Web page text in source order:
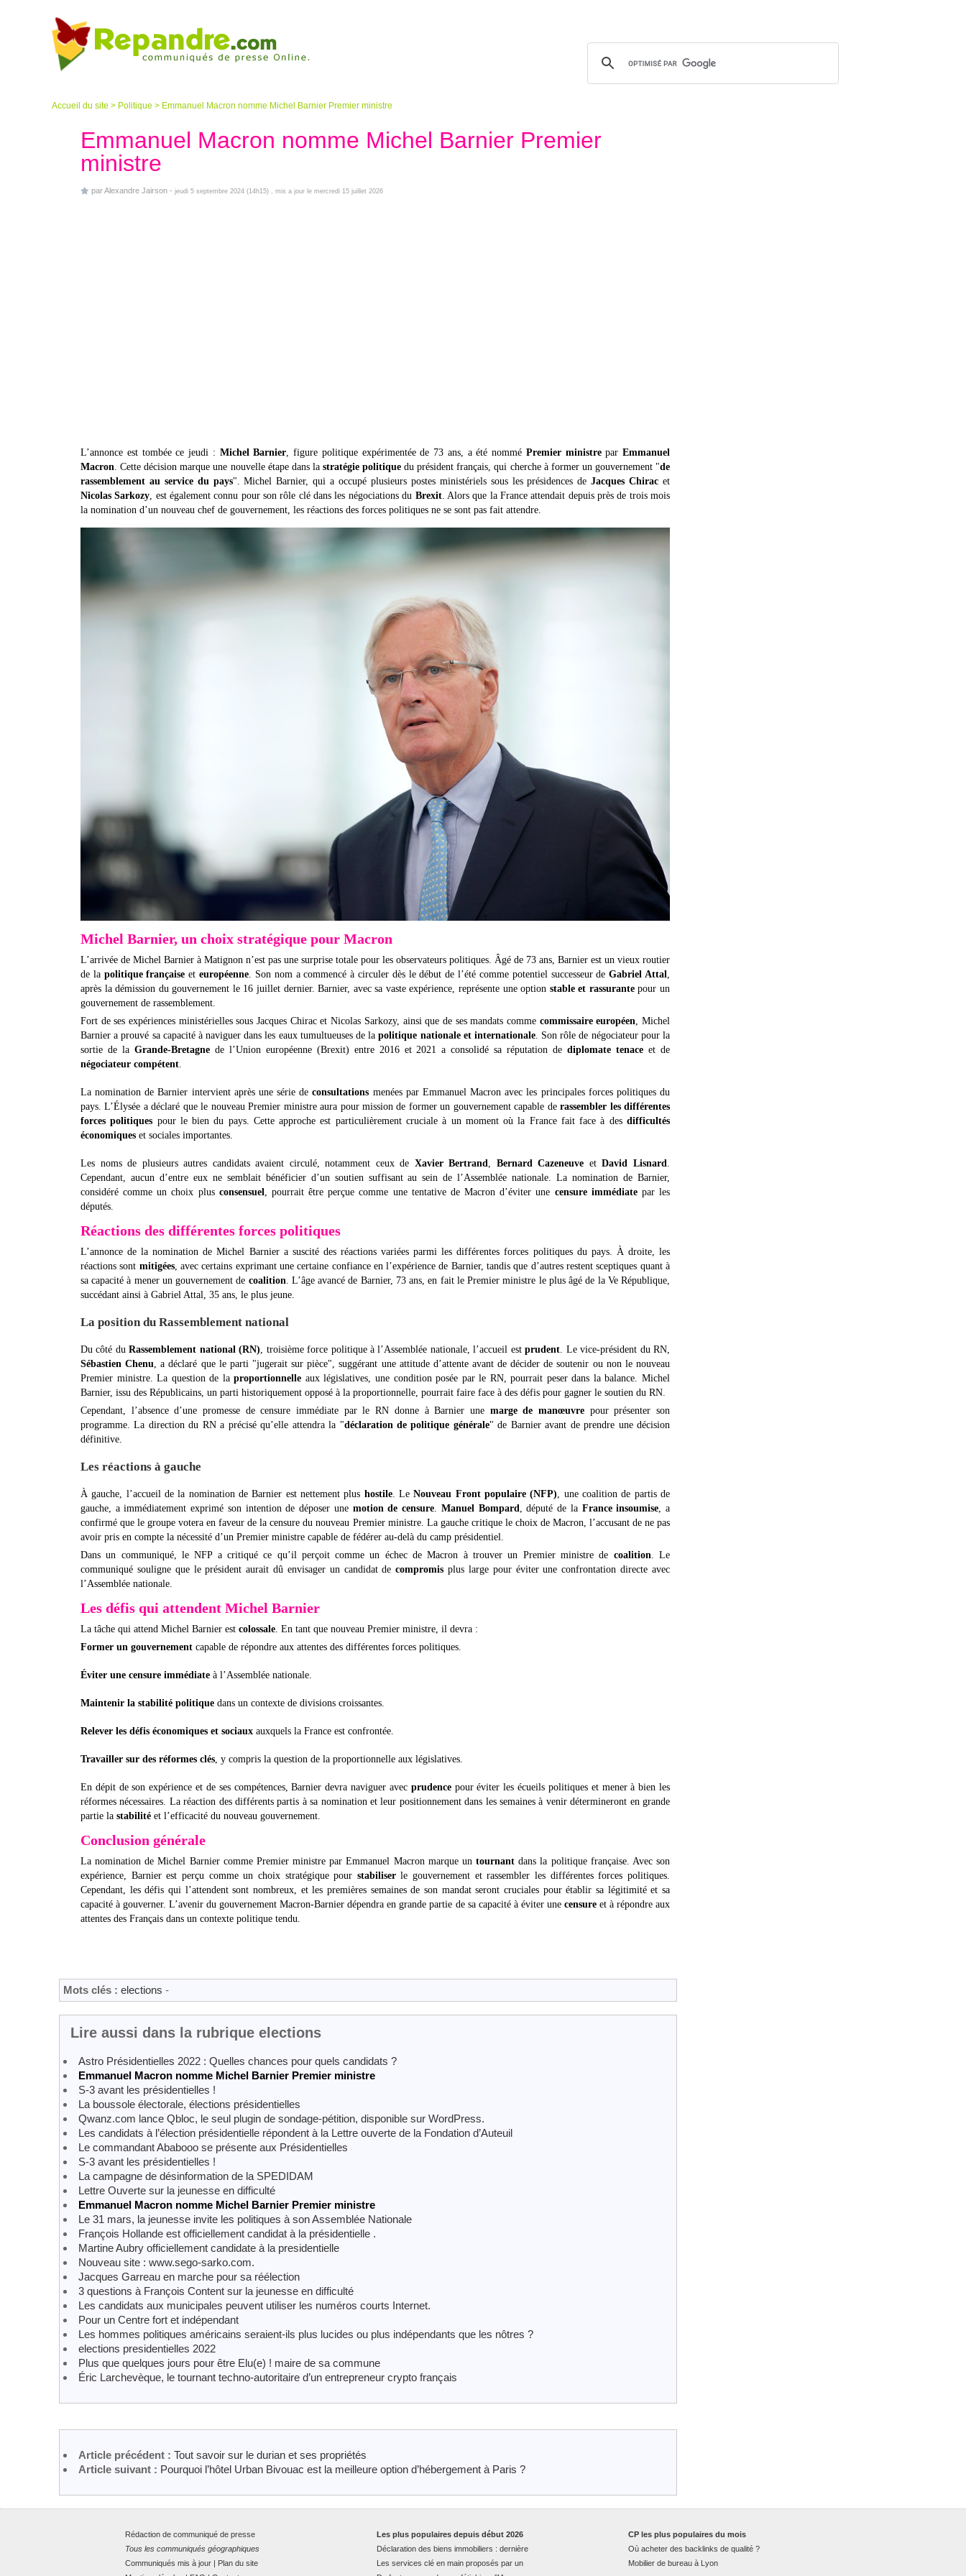
Accueil du site > Politique > Emmanuel Macron nomme Michel Barnier Premier ministre
Emmanuel Macron nomme Michel Barnier Premier
ministre
parAlexandre Jairson - jeudi 5 septembre 2024 (14h15) , mis a jour le mercredi 15 juillet 2026
L’annonce est tombée ce jeudi : Michel Barnier , figure politique expérimentée de 73 ans, a été nommé Premier ministrepar Emmanuel
Macron . Cette décision marque une nouvelle étape dans la stratégie politique du président français, qui cherche à former un gouvernement "de
rassemblement au service du pays". Michel Barnier, qui a occupé plusieurs postes ministériels sous les présidences deJacques Chirac et
Nicolas Sarkozy , est également connu pour son rôle clé dans les négociations du Brexit. Alors que la France attendait depuis près de trois mois
la nomination d’un nouveau chef de gouvernement, les réactions des forces politiques ne se sont pas fait attendre.
Michel Barnier, un choix stratégique pour Macron
L’arrivée de Michel Barnier à Matignon n’est pas une surprise totale pour les observateurs politiques. Âgé de 73 ans, Barnier est un vieux routier
de la politique française eteuropéenne . Son nom a commencé à circuler dès le début de l’été comme potentiel successeur deGabriel Attal
après la démission du gouvernement le 16 juillet dernier. Barnier, avec sa vaste expérience, représente une option stable et rassurantepour un
gouvernement de rassemblement.
Fort de ses expériences ministérielles sous Jacques Chirac et Nicolas Sarkozy, ainsi que de ses mandats comme commissaire européen , Michel
Barnier a prouvé sa capacité à naviguer dans les eaux tumultueuses de lapolitique nationale et internationale. Son rôle de négociateur pour la
sortie de la Grande-Bretagnede l’Union européenne (Brexit) entre 2016 et 2021 a consolidé sa réputation dediplomate tenace et de
négociateur compétent
La nomination de Barnier intervient après une série deconsultations menées par Emmanuel Macron avec les principales forces politiques du
pays. L’Élysée a déclaré que le nouveau Premier ministre aura pour mission de former un gouvernement capable derassembler les différentes
forces politiques pour le bien du pays. Cette approche est particulièrement cruciale à un moment où la France fait face à desdifficultés
économiques et sociales importantes.
Les noms de plusieurs autres candidats avaient circulé, notamment ceux de Xavier Bertrand Bernard Cazeneuve etDavid Lisnard
Cependant, aucun d’entre eux ne semblait bénéficier d’un soutien suffisant au sein de l’Assemblée nationale. La nomination de Barnier,
considéré comme un choix plus consensuel , pourrait être perçue comme une tentative de Macron d’éviter une censure immédiatepar les
députés.
Réactions des différentes forces politiques
L’annonce de la nomination de Michel Barnier a suscité des réactions variées parmi les différentes forces politiques du pays. À droite, les
réactions sont mitigées, avec certains exprimant une certaine confiance en l’expérience de Barnier, tandis que d’autres restent sceptiques quant à
sa capacité à mener un gouvernement de coalition . L’âge avancé de Barnier, 73 ans, en fait le Premier ministre le plus âgé de la Ve République,
succédant ainsi à Gabriel Attal, 35 ans, le plus jeune.
La position du Rassemblement national
Du côté duRassemblement national (RN) , troisième force politique à l’Assemblée nationale, l’accueil estprudent . Le vice-président du RN,
Sébastien Chenu , a déclaré que le parti "jugerait sur pièce", suggérant une attitude d’attente avant de décider de soutenir ou non le nouveau
Premier ministre. La question de laproportionnelle aux législatives, une condition posée par le RN, pourrait peser dans la balance. Michel
Barnier, issu des Républicains, un parti historiquement opposé à la proportionnelle, pourrait faire face à des défis pour gagner le soutien du RN.
Cependant, l’absence d’une promesse de censure immédiate par le RN donne à Barnier une marge de manœuvrepour présenter son
programme. La direction du RN a précisé qu’elle attendra la "déclaration de politique générale" de Barnier avant de prendre une décision
définitive.
Les réactions à gauche
À gauche, l’accueil de la nomination de Barnier est nettement plus hostile. LeNouveau Front populaire (NFP) , une coalition de partis de
gauche, a immédiatement exprimé son intention de déposer une motion de censure Manuel Bompard , député de la France insoumise , a
confirmé que le groupe votera en faveur de la censure du nouveau Premier ministre. La gauche critique le choix de Macron, l’accusant de ne pas
avoir pris en compte la nécessité d’un Premier ministre capable de fédérer au-delà du camp présidentiel.
Dans un communiqué, le NFP a critiqué ce qu’il perçoit comme un échec de Macron à trouver un Premier ministre de coalition . Le
communiqué souligne que le président aurait dû envisager un candidat decompromis plus large pour éviter une confrontation directe avec
l’Assemblée nationale.
Les défis qui attendent Michel Barnier
La tâche qui attend Michel Barnier est colossale . En tant que nouveau Premier ministre, il devra :
Former un gouvernement capable de répondre aux attentes des différentes forces politiques.
Éviter une censure immédiate à l’Assemblée nationale.
Maintenir la stabilité politique dans un contexte de divisions croissantes.
Relever les défis économiques et sociaux auxquels la France est confrontée.
Travailler sur des réformes clés , y compris la question de la proportionnelle aux législatives.
En dépit de son expérience et de ses compétences, Barnier devra naviguer avec prudencepour éviter les écueils politiques et mener à bien les
réformes nécessaires. La réaction des différents partis à sa nomination et leur positionnement dans les semaines à venir détermineront en grande
partie la stabilité et l’efficacité du nouveau gouvernement.
Conclusion générale
La nomination de Michel Barnier comme Premier ministre par Emmanuel Macron marque untournant dans la politique française. Avec son
expérience, Barnier est perçu comme un choix stratégique pour stabiliserle gouvernement et rassembler les différentes forces politiques.
Cependant, les défis qui l’attendent sont nombreux, et les premières semaines de son mandat seront cruciales pour établir sa légitimité et sa
capacité à gouverner. L’avenir du gouvernement Macron-Barnier dépendra en grande partie de sa capacité à éviter une censureet à répondre aux
attentes des Français dans un contexte politique tendu.
Mots clés : elections -
Lire aussi dans la rubrique elections
Astro Présidentielles 2022 : Quelles chances pour quels candidats ?
Emmanuel Macron nomme Michel Barnier Premier ministre
S-3 avant les présidentielles !
La boussole électorale, élections présidentielles
Qwanz.com lance Qbloc, le seul plugin de sondage-pétition, disponible sur WordPress.
Les candidats à l’élection présidentielle répondent à la Lettre ouverte de la Fondation d’Auteuil
Le commandant Ababooo se présente aux Présidentielles
S-3 avant les présidentielles !
La campagne de désinformation de la SPEDIDAM
Lettre Ouverte sur la jeunesse en difficulté
Emmanuel Macron nomme Michel Barnier Premier ministre
Le 31 mars, la jeunesse invite les politiques à son Assemblée Nationale
François Hollande est officiellement candidat à la présidentielle .
Martine Aubry officiellement candidate à la presidentielle
Nouveau site : www.sego-sarko.com.
Jacques Garreau en marche pour sa réélection
3 questions à François Content sur la jeunesse en difficulté
Les candidats aux municipales peuvent utiliser les numéros courts Internet.
Pour un Centre fort et indépendant
Les hommes politiques américains seraient-ils plus lucides ou plus indépendants que les nôtres ?
elections presidentielles 2022
Plus que quelques jours pour être Elu(e) ! maire de sa commune
Éric Larchevèque, le tournant techno-autoritaire d’un entrepreneur crypto français
Article précédent : Tout savoir sur le durian et ses propriétés
Article suivant : Pourquoi l’hôtel Urban Bivouac est la meilleure option d’hébergement à Paris ?
Rédaction de communiqué de presse
Tous les communiqués géographiques
Communiqués mis à jour | Plan du site
CP les plus populaires du mois
Où acheter des backlinks de qualité ?
Mobilier de bureau à Lyon
Les plus populaires depuis début 2026
Déclaration des biens immobiliers : dernière
Les services clé en main proposés par un